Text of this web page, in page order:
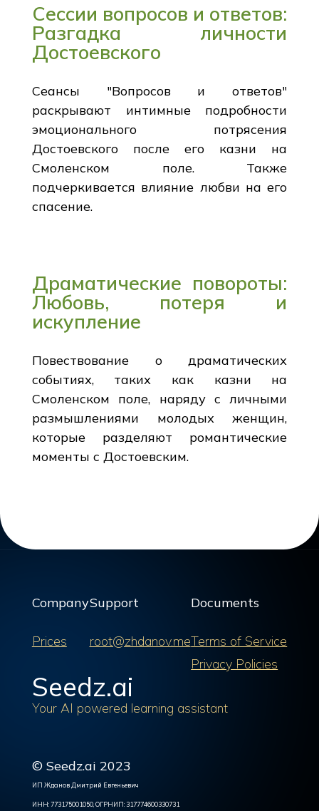
Сессии вопросов и ответов:
Разгадка личности
Достоевского
Сеансы "Вопросов и ответов"
раскрывают интимные подробности
эмоционального потрясения
Достоевского после его казни на
Смоленском поле. Также
подчеркивается влияние любви на его
спасение.
Драматические повороты:
Любовь, потеря и
искупление
Повествование о драматических
событиях, таких как казни на
Смоленском поле, наряду с личными
размышлениями молодых женщин,
которые разделяют романтические
моменты с Достоевским.
Company
Prices
Support
root@zhdanov.me
Documents
Terms of Service
Privacy Policies
Seedz.ai
Your AI powered learning assistant
© Seedz.ai 2023
ИП Жданов Дмитрий Евгеньевич
ИНН: 773175001050, ОГРНИП: 317774600330731